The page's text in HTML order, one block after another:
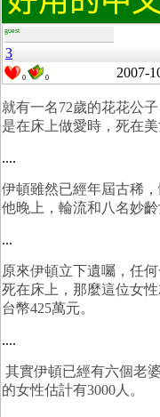
guest
3
0 0 2007-
就有一名72歲的花花公
是在床上做愛時，死在美
....
伊頓雖然已經年屆古稀
他晚上，輪流和八名妙齡
...
原來伊頓立下遺囑，任
死在床上，那麼這位女
台幣425萬元。
....
其實伊頓已經有六個老
的女性估計有3000人。